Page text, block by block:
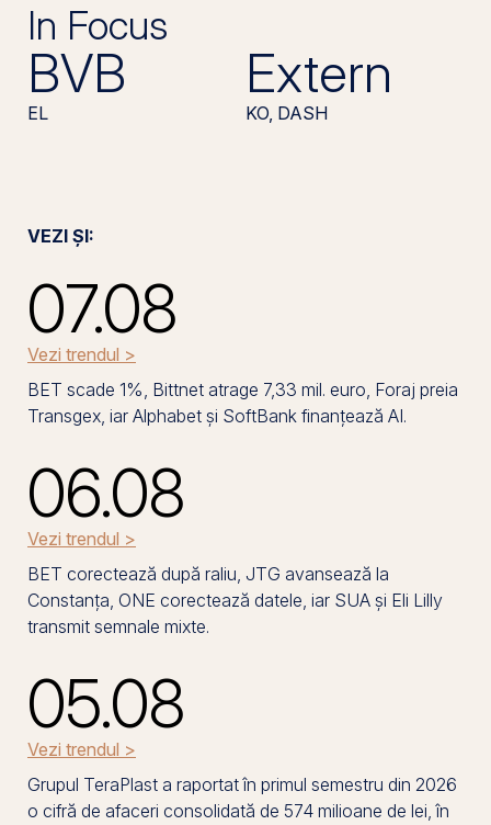
In Focus
BVB
EL
Extern
KO, DASH
VEZI ȘI:
07.08
Vezi trendul >
BET scade 1%, Bittnet atrage 7,33 mil. euro, Foraj preia
Transgex, iar Alphabet și SoftBank finanțează AI.
06.08
Vezi trendul >
BET corectează după raliu, JTG avansează la
Constanța, ONE corectează datele, iar SUA și Eli Lilly
transmit semnale mixte.
05.08
Vezi trendul >
Grupul TeraPlast a raportat în primul semestru din 2026
o cifră de afaceri consolidată de 574 milioane de lei, în